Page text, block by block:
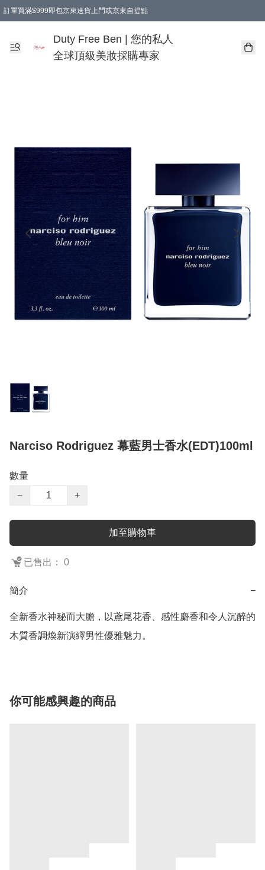
訂單買滿$999即包京東送貨上門或京東自提點
Duty Free Ben | 您的私人
全球頂級美妝採購專家
Narciso Rodriguez 幕藍男士香水(EDT)100ml
數量
−
+
加至購物車
已售出： 0
簡介 −
全新香水神秘而大膽，以鳶尾花香、感性麝香和令人沉醉的
木質香調煥新演繹男性優雅魅力。
你可能感興趣的商品